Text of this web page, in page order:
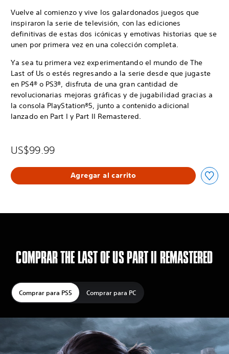
Vuelve al comienzo y vive los galardonados juegos que
inspiraron la serie de televisión, con las ediciones
definitivas de estas dos icónicas y emotivas historias que se
unen por primera vez en una colección completa.
Ya sea tu primera vez experimentando el mundo de The
Last of Us o estés regresando a la serie desde que jugaste
en PS4® o PS3®, disfruta de una gran cantidad de
revolucionarias mejoras gráficas y de jugabilidad gracias a
la consola PlayStation®5, junto a contenido adicional
lanzado en Part I y Part II Remastered.
US$99.99
Agregar al carrito
COMPRAR THE LAST OF US PART II REMASTERED
Comprar para PS5 Comprar para PC